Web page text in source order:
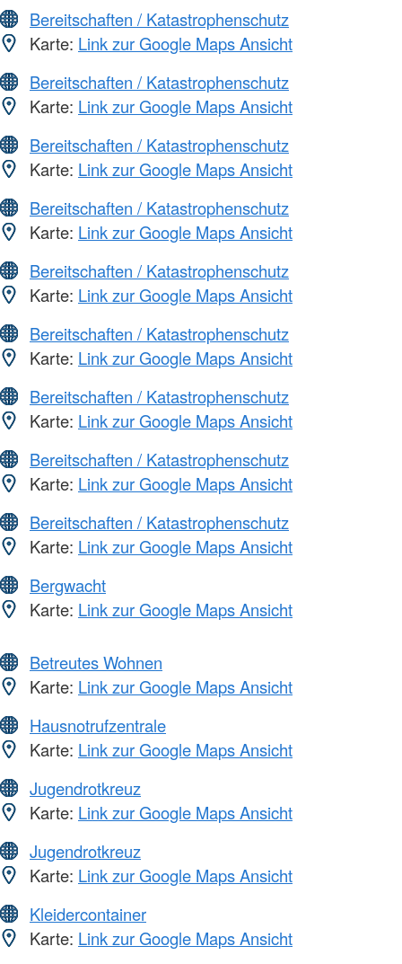
Bereitschaften / Katastrophenschutz
Karte: Link zur Google Maps Ansicht
Bereitschaften / Katastrophenschutz
Karte: Link zur Google Maps Ansicht
Bereitschaften / Katastrophenschutz
Karte: Link zur Google Maps Ansicht
Bereitschaften / Katastrophenschutz
Karte: Link zur Google Maps Ansicht
Bereitschaften / Katastrophenschutz
Karte: Link zur Google Maps Ansicht
Bereitschaften / Katastrophenschutz
Karte: Link zur Google Maps Ansicht
Bereitschaften / Katastrophenschutz
Karte: Link zur Google Maps Ansicht
Bereitschaften / Katastrophenschutz
Karte: Link zur Google Maps Ansicht
Bereitschaften / Katastrophenschutz
Karte: Link zur Google Maps Ansicht
Bergwacht
Karte: Link zur Google Maps Ansicht
Betreutes Wohnen
Karte: Link zur Google Maps Ansicht
Hausnotrufzentrale
Karte: Link zur Google Maps Ansicht
Jugendrotkreuz
Karte: Link zur Google Maps Ansicht
Jugendrotkreuz
Karte: Link zur Google Maps Ansicht
Kleidercontainer
Karte: Link zur Google Maps Ansicht